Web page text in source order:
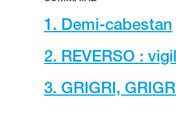
1. Demi-cabestan
2. REVERSO :
3. GRIGRI,